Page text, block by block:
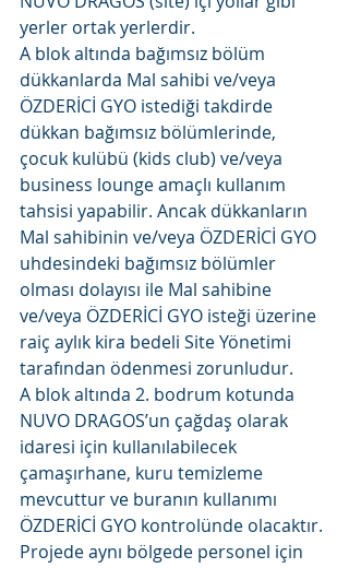
yerler ortak yerlerdir.
A blok altında bağımsız bölüm
dükkanlarda Mal sahibi ve/veya
ÖZDERİCİ GYO istediği takdirde
dükkan bağımsız bölümlerinde,
çocuk kulübü (kids club) ve/veya
business lounge amaçlı kullanım
tahsisi yapabilir. Ancak dükkanların
Mal sahibinin ve/veya ÖZDERİCİ GYO
uhdesindeki bağımsız bölümler
olması dolayısı ile Mal sahibine
ve/veya ÖZDERİCİ GYO isteği üzerine
raiç aylık kira bedeli Site Yönetimi
tarafından ödenmesi zorunludur.
A blok altında 2. bodrum kotunda
NUVO DRAGOS’un çağdaş olarak
idaresi için kullanılabilecek
çamaşırhane, kuru temizleme
mevcuttur ve buranın kullanımı
ÖZDERİCİ GYO kontrolünde olacaktır.
Projede aynı bölgede personel için